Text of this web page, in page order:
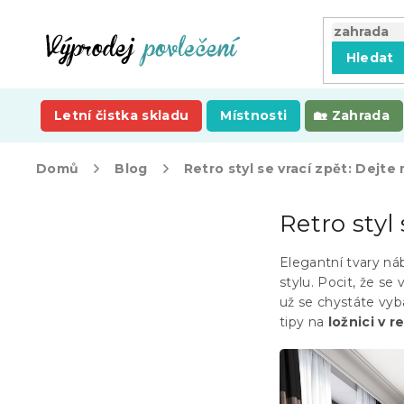
Hledat
Letní čistka skladu Místnosti Zahrada
Domů Blog Retro styl se vrací zpět: Dejte
Retro styl
Elegantní tvary
stylu. Pocit, že se
už se chystáte
tipy na ložnici v